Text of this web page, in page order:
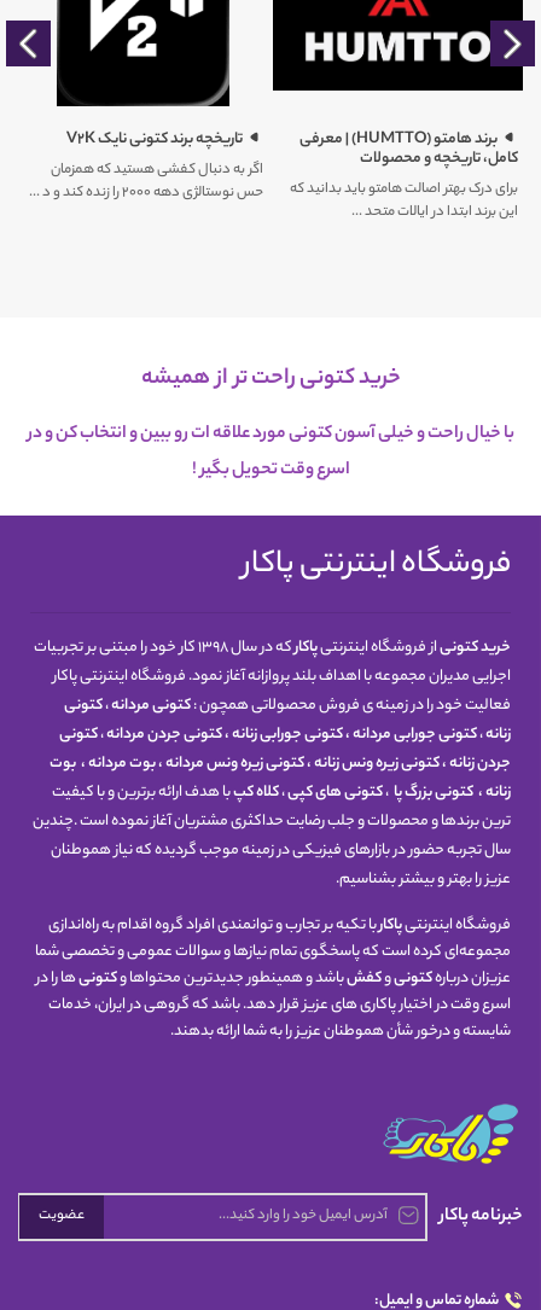
برند هامتو (HUMTTO) | معرفی
کامل، تاریخچه و محصولات
برای درک بهتر اصالت هامتو باید بدانید که
این برند ابتدا در ایالات متحد ...
تاریخچه برند کتونی نایک V2K
اگر به دنبال کفشی هستید که همزمان
حس نوستالژی دهه ۲۰۰۰ را زنده کند و د ...
خرید کتونی راحت تر از همیشه
با خیال راحت و خیلی آسون کتونی مورد علاقه ات رو ببین و انتخاب کن و در
اسرعوقت تحویل بگیر !
فروشگاه اینترنتی پاکار
خرید کتونیاز فروشگاه اینترنتیپاکار
که در سال 1398 کار خود را مبتنی بر تجربیات
اجرایی مدیران مجموعه با اهداف بلند پروازانه آغاز نمود. فروشگاه اینترنتی پاکار
فعالیت خود را در زمینه ی فروش محصولاتی همچون :کتونی مردانه،کتونی
زنانه،کتونی جورابی مردانه،کتونی جورابی زنانه،کتونی جردن مردانه،کتونی
جردن زنانه،کتونی زیره ونس زنانه،کتونی زیره ونس مردانه،بوت مردانه،بوت
زنانه، کتونیبزرگ پا ،کتونی های کپی،کلاه کپبا هدف ارائه برترین و با کیفیت
ترین برندها و محصولات و جلب رضایت حداکثری مشتریان آغاز نموده است .چندین
سال تجربه حضور در بازارهای فیزیکی در زمینه موجب گردیده که نیاز هموطنان
عزیز را بهتر و بیشتر بشناسیم.
فروشگاه اینترنتیپاکاربا تکیه بر تجارب و توانمندی افراد گروه اقدام به راه‌اندازی
مجموعه‌ای کرده است که پاسخگوی تمام نیازها و سوالات عمومی و تخصصی شما
عزیزان دربارهکتونیوکفشباشد و همینطور جدیدترین محتواها وکتونیها را در
اسرع وقت در اختیار پاکاری های عزیز قرار دهد. باشد که گروهی در ایران، خدمات
شایسته و درخور شأن هموطنان عزیز را به شما ارائه بدهند.
خبرنامه پاکار عضویت
شماره تماس و ایمیل: